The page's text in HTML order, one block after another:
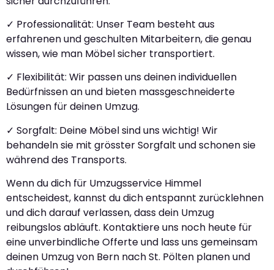
✓ Professionalität: Unser Team besteht aus
erfahrenen und geschulten Mitarbeitern, die genau
wissen, wie man Möbel sicher transportiert.
✓ Flexibilität: Wir passen uns deinen individuellen
Bedürfnissen an und bieten massgeschneiderte
Lösungen für deinen Umzug.
✓ Sorgfalt: Deine Möbel sind uns wichtig! Wir
behandeln sie mit grösster Sorgfalt und schonen sie
während des Transports.
Wenn du dich für Umzugsservice Himmel
entscheidest, kannst du dich entspannt zurücklehnen
und dich darauf verlassen, dass dein Umzug
reibungslos abläuft. Kontaktiere uns noch heute für
eine unverbindliche Offerte und lass uns gemeinsam
deinen Umzug von Bern nach St. Pölten planen und